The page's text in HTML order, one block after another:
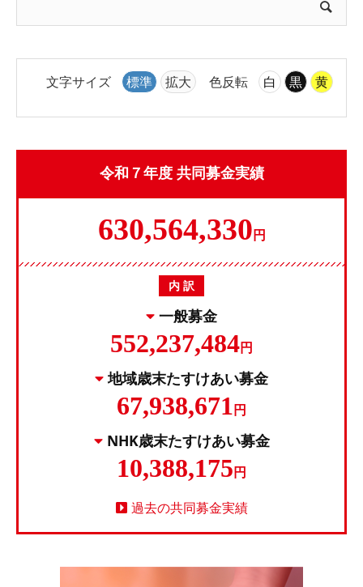
文字サイズ 標準 拡大 色反転 白 黒 黄
令和７年度 共同募金実績
630,564,330 円
内 訳
一般募金
552,237,484円
地域歳末たすけあい募金
67,938,671 円
NHK歳末たすけあい募金
10,388,175 円
過去の共同募金実績